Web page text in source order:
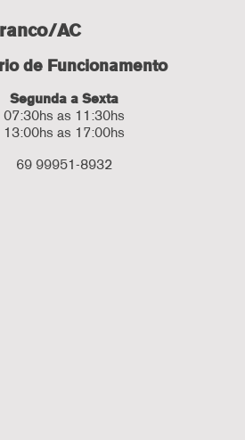
AC
de Funcionamento
Segunda a Sexta
07:30hs as 11:30hs
13:00hs as 17:00hs
69 99951-8932